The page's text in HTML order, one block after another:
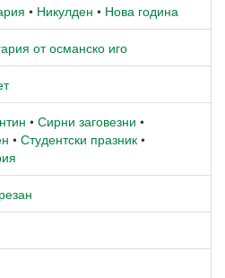
• Никулден • Нова година
от османско иго
• Сирни заговезни •
• Студентски празник •